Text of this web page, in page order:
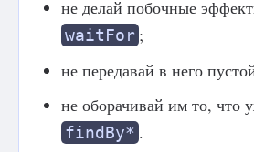
не делай побочные
waitFor ;
не передавай в него
не оборачивай им то, что
findBy* .